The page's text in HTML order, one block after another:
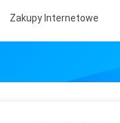
Zakupy Internetowe